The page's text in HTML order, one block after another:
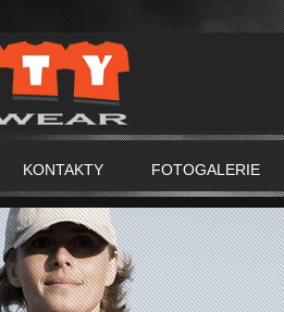
KONTAKTY FOTOGALERIE